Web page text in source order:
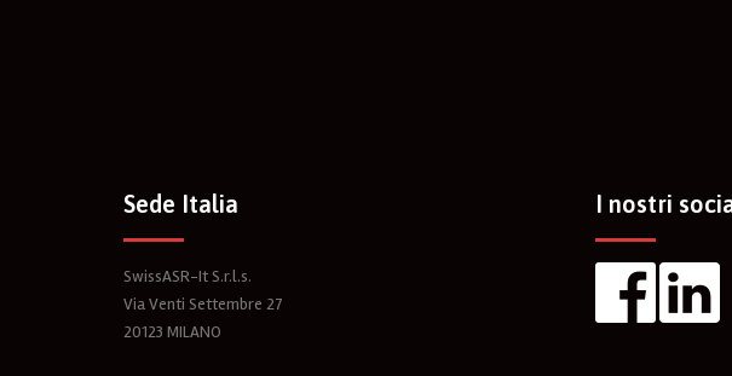
Sede Italia
SwissASR-It S.r.l.s.
Via Venti Settembre 27
20123 MILANO
I nostri